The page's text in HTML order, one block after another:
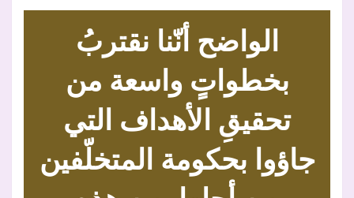
الواضح أنّنا نقتربُ
بخطواتٍ واسعة من
تحقيقِ الأهداف التي
جاؤوا بحكومة المتخلّفين